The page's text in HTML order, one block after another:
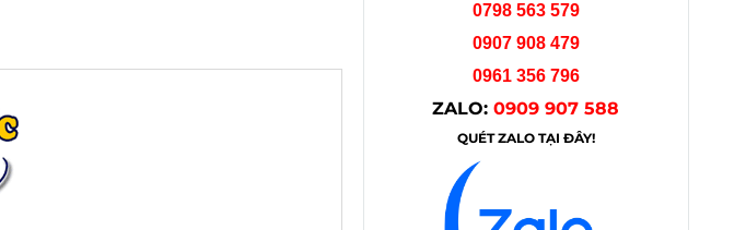
0798 563 579
0907 908 479
0961 356 796
ZALO:0909 907 588
QUÉT ZALO TẠI ĐÂY!